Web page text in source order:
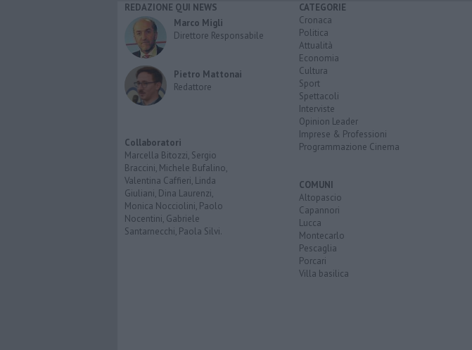
REDAZIONE QUI NEWS
Marco Migli
Direttore Responsabile
Pietro Mattonai
Redattore
Collaboratori
Marcella Bitozzi, Sergio
Braccini, Michele Bufalino,
Valentina Caffieri, Linda
Giuliani, Dina Laurenzi,
Monica Nocciolini, Paolo
Nocentini, Gabriele
Santarnecchi, Paola Silvi.
CATEGORIE
Cronaca
Politica
Attualità
Economia
Cultura
Sport
Spettacoli
Interviste
Opinion Leader
Imprese & Professioni
Programmazione Cinema
COMUNI
Altopascio
Capannori
Lucca
Montecarlo
Pescaglia
Porcari
Villa basilica